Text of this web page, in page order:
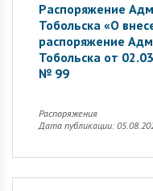
Распоряжение
Тобольска «О
распоряжение
Тобольска от
№ 99
Распоряжения
Дата публикации: